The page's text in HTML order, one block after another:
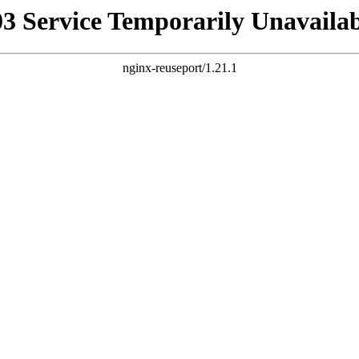
Service Temporarily
nginx-reuseport/1.21.1